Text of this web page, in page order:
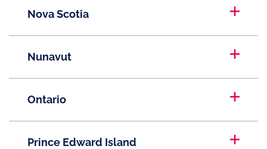
Nova Scotia
Nunavut
Ontario
Prince Edward Island